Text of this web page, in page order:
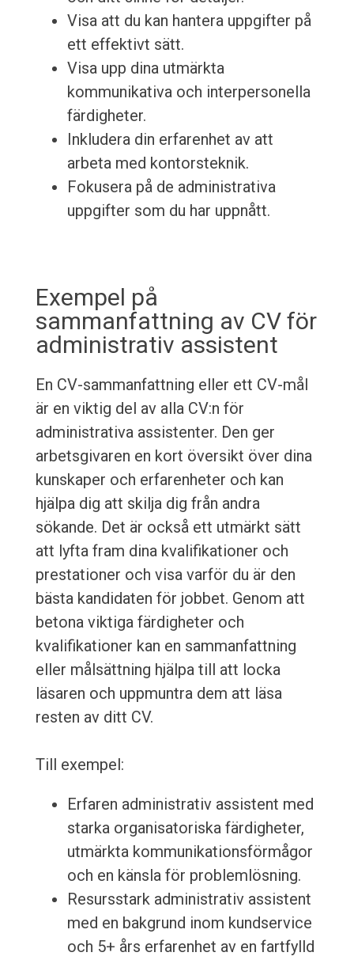
Visa att du kan hantera uppgifter på
ett effektivt sätt.
Visa upp dina utmärkta
kommunikativa och interpersonella
färdigheter.
Inkludera din erfarenhet av att
arbeta med kontorsteknik.
Fokusera på de administrativa
uppgifter som du har uppnått.
Exempel på
sammanfattning av CV för
administrativ assistent
En CV-sammanfattning eller ett CV-mål
är en viktig del av alla CV:n för
administrativa assistenter. Den ger
arbetsgivaren en kort översikt över dina
kunskaper och erfarenheter och kan
hjälpa dig att skilja dig från andra
sökande. Det är också ett utmärkt sätt
att lyfta fram dina kvalifikationer och
prestationer och visa varför du är den
bästa kandidaten för jobbet. Genom att
betona viktiga färdigheter och
kvalifikationer kan en sammanfattning
eller målsättning hjälpa till att locka
läsaren och uppmuntra dem att läsa
resten av ditt CV.
Till exempel:
Erfaren administrativ assistent med
starka organisatoriska färdigheter,
utmärkta kommunikationsförmågor
och en känsla för problemlösning.
Resursstark administrativ assistent
med en bakgrund inom kundservice
och 5+ års erfarenhet av en fartfylld